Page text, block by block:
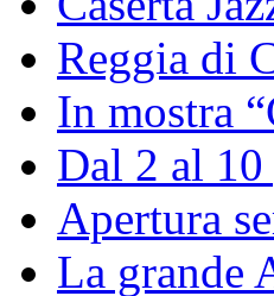
Reggia di
In mostra
Dal 2 al
Apertura
La grande